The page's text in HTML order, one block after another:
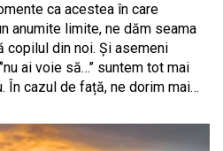
ca acestea în care
anumite limite, ne dăm seama
copilul din noi. Și asemeni
ai voie să…’’ suntem tot mai
În cazul de față, ne dorim mai…